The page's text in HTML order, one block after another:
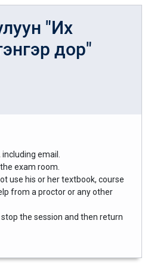
"Их
дор"
email.
exam room.
use his or her textbook, course
from a proctor or any other
the session and then return